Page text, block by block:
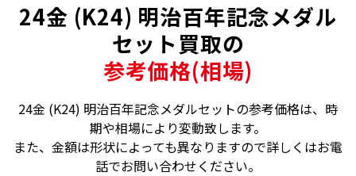
24金 (K24) 明治百年記念メダル
セット買取の
参考価格(相場)
24金 (K24) 明治百年記念メダルセットの参考価格は、時
期や相場により変動致します。
また、金額は形状によっても異なりますので詳しくはお電
話でお問い合わせください。